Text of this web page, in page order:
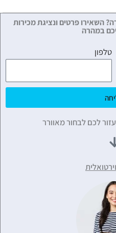
השאירו פרטים ונציגת מכירות
במהרה
טלפון
לכם לבחור מאוורר